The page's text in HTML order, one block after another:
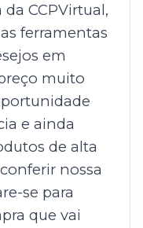
CCPVirtual,
ferramentas
em
muito
e ainda
de alta
nossa
se para
que vai